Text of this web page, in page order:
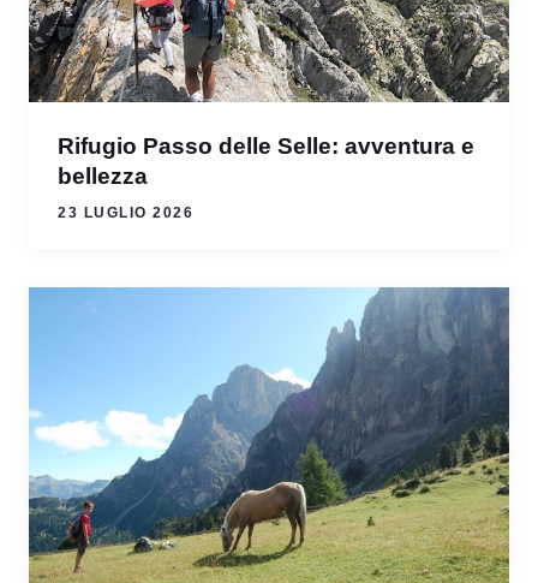
Rifugio Passo delle Selle: avventura e
bellezza
23 LUGLIO 2026